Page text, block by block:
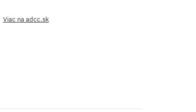
Viac na adcc.sk